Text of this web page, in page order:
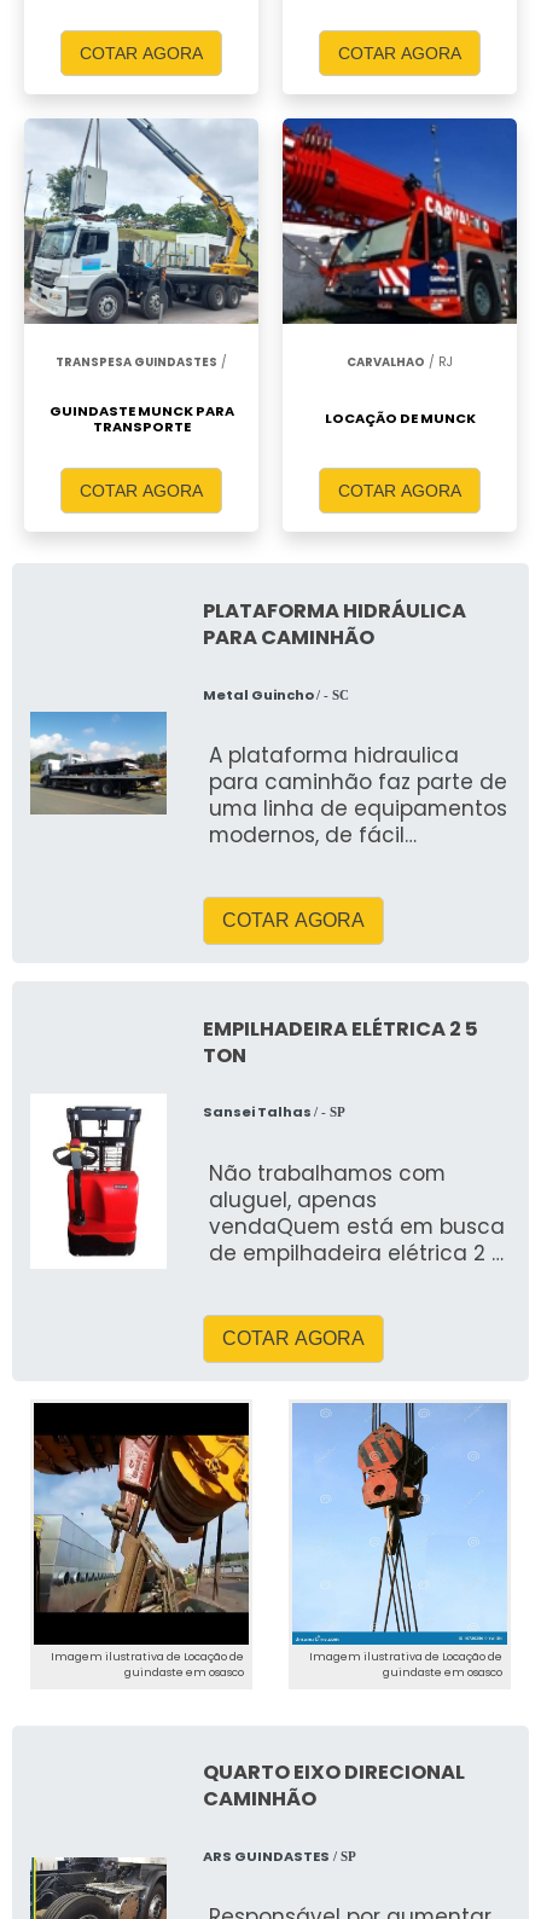
COTAR AGORA COTAR AGORA
TRANSPESA GUINDASTES /
GUINDASTE MUNCK PARA
TRANSPORTE
COTAR AGORA
CARVALHAO / RJ
LOCAÇÃO DE MUNCK
COTAR AGORA
PLATAFORMA HIDRÁULICA
PARA CAMINHÃO
Metal Guincho/ - SC
A plataforma hidraulica
para caminhão faz parte de
uma linha de equipamentos
modernos, de fácil
s&atild
COTAR AGORA
EMPILHADEIRA ELÉTRICA 2 5
TON
Sansei Talhas / - SP
Não trabalhamos com
aluguel, apenas
vendaQuem está em busca
de empilhadeira elétrica 2 5
COTAR AGORA
Imagem ilustrativa de Locação de
guindaste em osasco
Imagem ilustrativa de Locação de
guindaste em osasco
QUARTO EIXO DIRECIONAL
CAMINHÃO
ARS GUINDASTES / SP